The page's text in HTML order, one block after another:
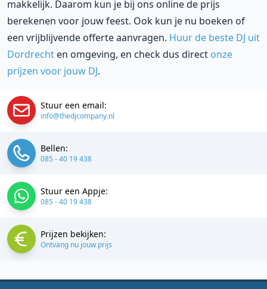
makkelijk. Daarom kun je bij ons online de prijs
berekenen voor jouw feest. Ook kun je nu boeken of
een vrijblijvende offerte aanvragen. Huur de beste DJ uit
Dordrecht en omgeving, en check dus direct onze
prijzen voor jouw DJ.
Stuur een email:
info@thedjcompany.nl
Bellen:
085 - 40 19 438
Stuur een Appje:
085 - 40 19 438
Prijzen bekijken:
Ontvang nu jouw prijs